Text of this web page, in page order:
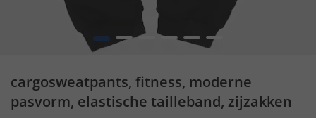
1 2 5 6
cargosweatpants, fitness, moderne
pasvorm, elastische tailleband, zijzakken